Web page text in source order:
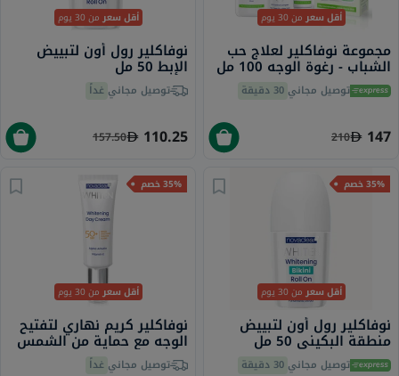
أقل سعر من 30 يوم
مجموعة نوفاكلير لعلاج حب
الشباب - رغوة الوجه 100 مل
+ تونر 150 مل + كريم الوجه
40 مل توصيل مجاني 30 دقيقة
147
210
أقل سعر من 30 يوم
نوفاكلير رول أون لتبييض
الإبط 50 ​​مل
توصيل مجاني غداً
110.25
157.50
35% خصم
أقل سعر من 30 يوم
نوفاكلير رول أون لتبييض
منطقة البكيني 50 ​​مل
توصيل مجاني 30 دقيقة
35% خصم
أقل سعر من 30 يوم
نوفاكلير كريم نهاري لتفتيح
الوجه مع حماية من الشمس
50+ 50 ملتوصيل مجاني غداً